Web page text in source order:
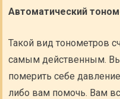
Автоматический
Такой вид тонометров
самым действенным.
померить себе
либо вам помочь. Вам